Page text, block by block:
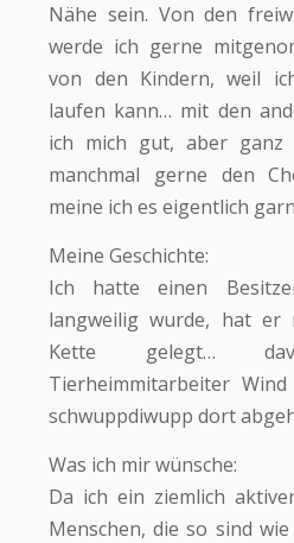
Nähe sein. Von den
werde ich gerne
von den Kindern, weil
laufen kann… mit den
ich mich gut, aber ganz
manchmal gerne den
meine ich es eigentlich
Meine Geschichte:
Ich hatte einen
langweilig wurde, hat er
Kette gelegt…
Tierheimmitarbeiter
schwuppdiwupp dort
Was ich mir wünsche:
Da ich ein ziemlich
Menschen, die so sind